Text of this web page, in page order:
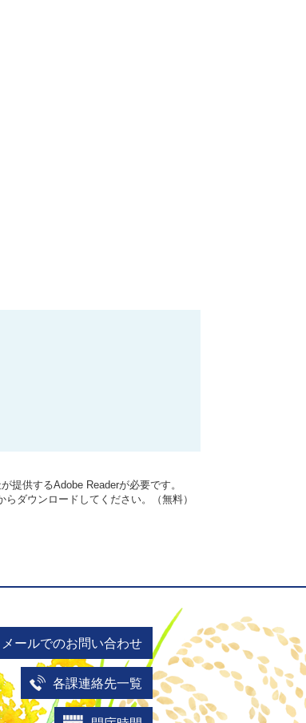
提供するAdobe Readerが必要です。
ダウンロードしてください。（無料）
メールでのお問い合わせ
各課連絡先一覧